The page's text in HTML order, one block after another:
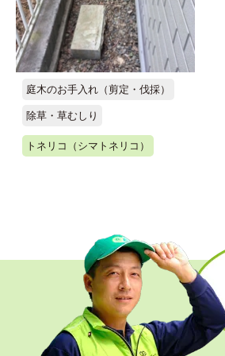
庭木のお手入れ（剪定・伐採）
除草・草むしり
トネリコ（シマトネリコ）